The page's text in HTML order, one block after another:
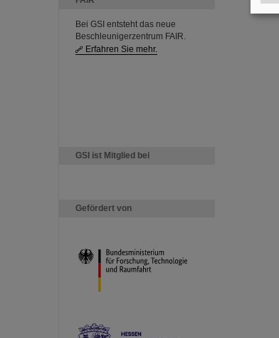
Bei GSI entsteht das neue
Beschleunigerzentrum FAIR.
Erfahren Sie mehr.
GSI ist Mitglied bei
Gefördert von